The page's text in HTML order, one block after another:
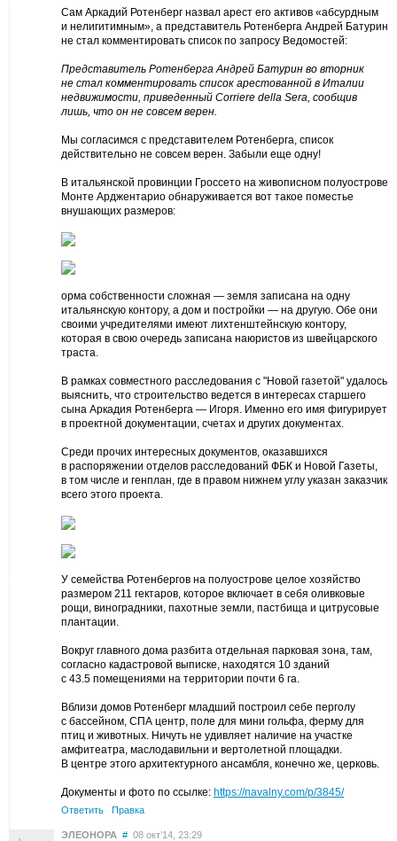
Сам Аркадий Ротенберг назвал арест его активов «абсурдным
и нелигитимным», а представитель Ротенберга Андрей Батурин
не стал комментировать список по запросу Ведомостей:
Представитель Ротенберга Андрей Батурин во вторник
не стал комментировать список арестованной в Италии
недвижимости, приведенный Corriere della Sera, сообщив
лишь, что он не совсем верен.
Мы согласимся с представителем Ротенберга, список
действительно не совсем верен. Забыли еще одну!
В итальянской провинции Гроссето на живописном полуострове
Монте Арджентарио обнаруживается вот такое поместье
внушающих размеров:
орма собственности сложная — земля записана на одну
итальянскую контору, а дом и постройки — на другую. Обе они
своими учредителями имеют лихтенштейнскую контору,
которая в свою очередь записана наюристов из швейцарского
траста.
В рамках совместного расследования с "Новой газетой" удалось
выяснить, что строительство ведется в интересах старшего
сына Аркадия Ротенберга — Игоря. Именно его имя фигурирует
в проектной документации, счетах и других документах.
Среди прочих интересных документов, оказавшихся
в распоряжении отделов расследований ФБК и Новой Газеты,
в том числе и генплан, где в правом нижнем углу указан заказчик
всего этого проекта.
У семейства Ротенбергов на полуострове целое хозяйство
размером 211 гектаров, которое включает в себя оливковые
рощи, виноградники, пахотные земли, пастбища и цитрусовые
плантации.
Вокруг главного дома разбита отдельная парковая зона, там,
согласно кадастровой выписке, находятся 10 зданий
с 43.5 помещениями на территории почти 6 га.
Вблизи домов Ротенберг младший построил себе перголу
с бассейном, СПА центр, поле для мини гольфа, ферму для
птиц и животных. Ничуть не удивляет наличие на участке
амфитеатра, маслодавильни и вертолетной площадки.
В центре этого архитектурного ансамбля, конечно же, церковь.
Документы и фото по ссылке: https://navalny.com/p/3845/
Ответить Правка
ЭЛЕОНОРА # 08 окт’14, 23:29